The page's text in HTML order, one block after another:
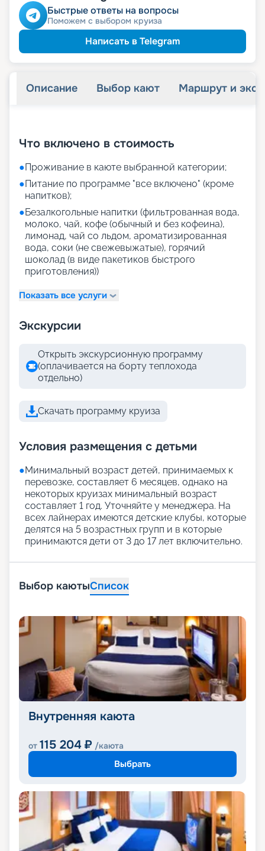
Быстрые ответы на вопросы
Поможем с выбором круиза
Написать в Telegram
Описание Выбор кают Маршрут и
Что включено в стоимость
●Проживание в каюте выбранной категории;
●Питание по программе "все включено" (кроме
напитков);
●Безалкогольные напитки (фильтрованная вода,
молоко, чай, кофе (обычный и без кофеина),
лимонад, чай со льдом, ароматизированная
вода, соки (не свежевыжатые), горячий
шоколад (в виде пакетиков быстрого
приготовления))
Показать все услуги
Экскурсии
Открыть экскурсионную программу
(оплачивается на борту теплохода
отдельно)
Скачать программу круиза
Условия размещения с детьми
●Минимальный возраст детей, принимаемых к
перевозке, составляет 6 месяцев, однако на
некоторых круизах минимальный возраст
составляет 1 год. Уточняйте у менеджера. На
всех лайнерах имеются детские клубы, которые
делятся на 5 возрастных групп и в которые
принимаются дети от 3 до 17 лет включительно.
Выбор каютыСписок
Внутренняя каюта
от 115 204 ₽ /каюта
Выбрать